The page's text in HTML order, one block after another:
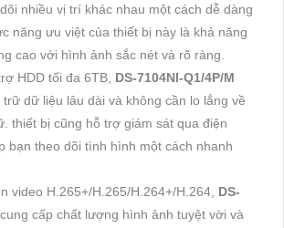
nhiều vị trí khác nhau một cách dễ dàng
năng ưu việt của thiết bị này là khả năng
cao với hình ảnh sắc nét và rõ ràng.
HDD tối đa 6TB, DS-7104NI-Q1/4P/M
dữ liệu lâu dài và không cần lo lắng về
thiết bị cũng hỗ trợ giám sát qua điện
bạn theo dõi tình hình một cách nhanh
video H.265+/H.265/H.264+/H.264, DS-
cung cấp chất lượng hình ảnh tuyệt vời và